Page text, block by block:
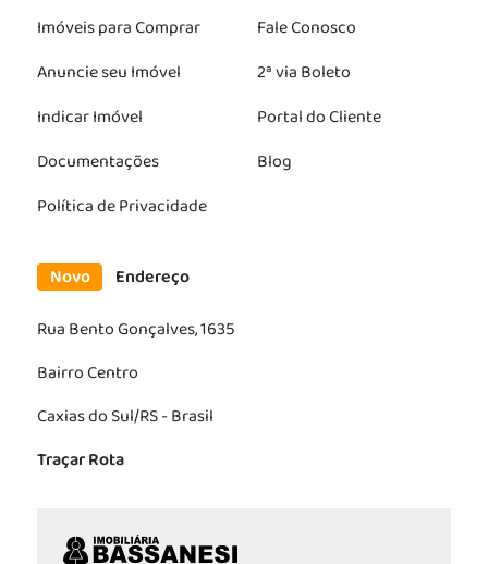
Imóveis para Comprar
Anuncie seu Imóvel
Indicar Imóvel
Documentações
Política de Privacidade
Fale Conosco
2ª via Boleto
Portal do Cliente
Blog
Novo
Endereço
Rua Bento Gonçalves, 1635
Bairro Centro
Caxias do Sul/RS - Brasil
Traçar Rota